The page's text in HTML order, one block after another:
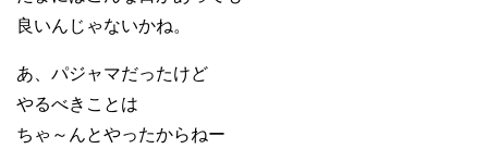
良いんじゃないかね。
あ、パジャマだったけど
やるべきことは
ちゃ～んとやったからねー